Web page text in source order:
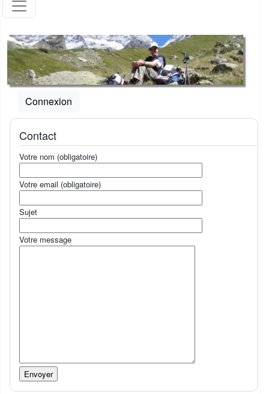
Connexion
Contact
Votre nom (obligatoire)
Votre email (obligatoire)
Sujet
Votre message